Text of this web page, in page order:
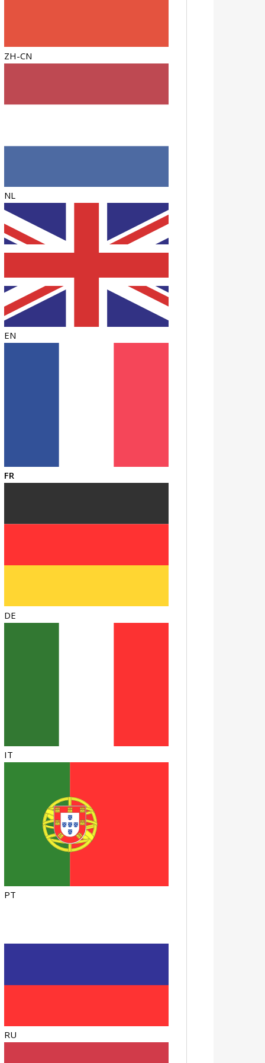
ZH-CN
NL
EN
FR
DE
IT
PT
RU